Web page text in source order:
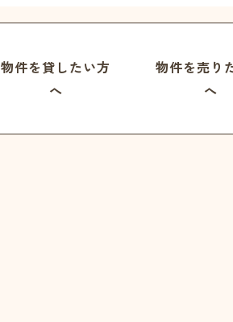
物件を貸したい方
へ
物件を売り
へ